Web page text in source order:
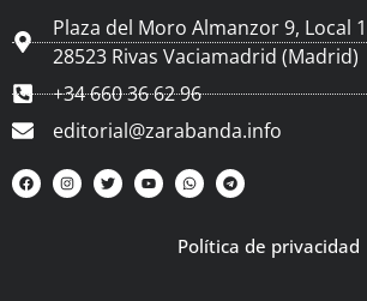
Plaza del Moro Almanzor 9, Local 1
28523 Rivas Vaciamadrid (Madrid)
+34 660 36 62 96
editorial@zarabanda.info
Política de privacidad